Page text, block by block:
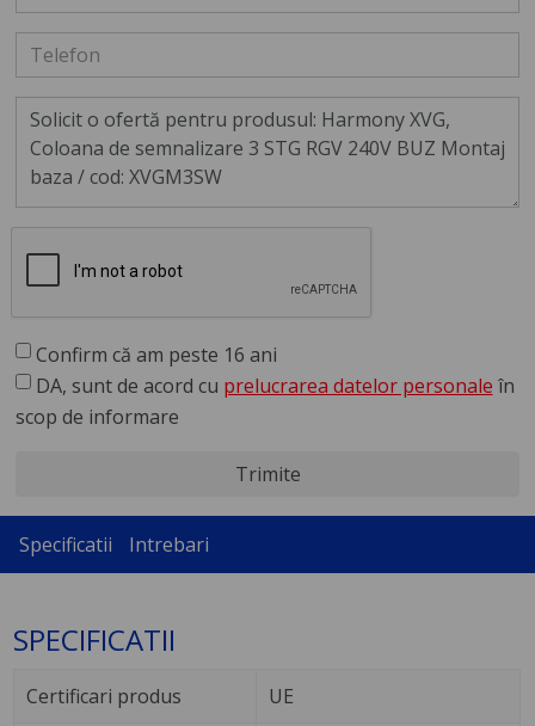
Confirm că am peste 16 ani
DA, sunt de acord cu prelucrarea datelor personale în
scop de informare
Trimite
Specificatii Intrebari
SPECIFICATII
Certificari produs UE